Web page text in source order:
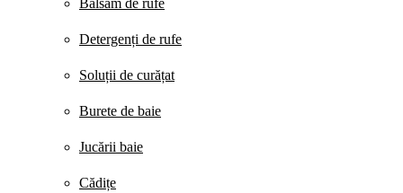
Balsam de rufe
Detergenți de rufe
Soluții de curățat
Burete de baie
Jucării baie
Cădițe